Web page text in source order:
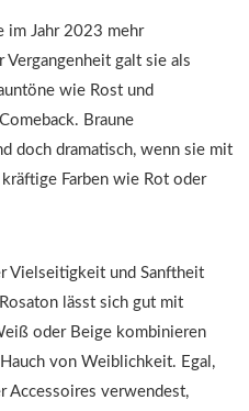
im Jahr 2023 mehr
galt sie als
wie Rost und
Braune
doch dramatisch, wenn sie mit
Farben wie Rot oder
Vielseitigkeit und Sanftheit
lässt sich gut mit
oder Beige kombinieren
von Weiblichkeit. Egal,
Accessoires verwendest,